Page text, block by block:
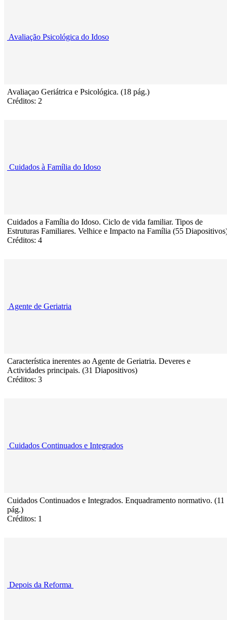
Avaliação Psicológica do Idoso
Avaliaçao Geriátrica e Psicológica. (18 pág.)
Créditos: 2
Cuidados à Família do Idoso
Cuidados a Família do Idoso. Ciclo de vida familiar. Tipos de
Estruturas Familiares. Velhice e Impacto na Família (55
Créditos: 4
Agente de Geriatria
Característica inerentes ao Agente de Geriatria. Deveres e
Actividades principais. (31 Diapositivos)
Créditos: 3
Cuidados Continuados e Integrados
Cuidados Continuados e Integrados. Enquadramento normativo. (11
pág.)
Créditos: 1
Depois da Reforma